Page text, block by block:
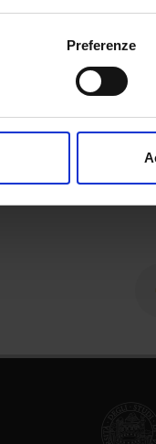
anche:
sulla tua posizione
in qualsiasi
Preferenze